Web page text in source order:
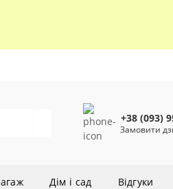
+38 (093)
Замовити
Дім і сад Відгуки